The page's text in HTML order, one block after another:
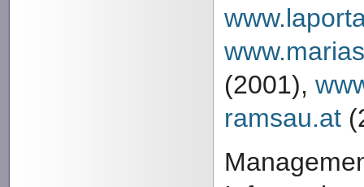
(2001),
ramsau.at